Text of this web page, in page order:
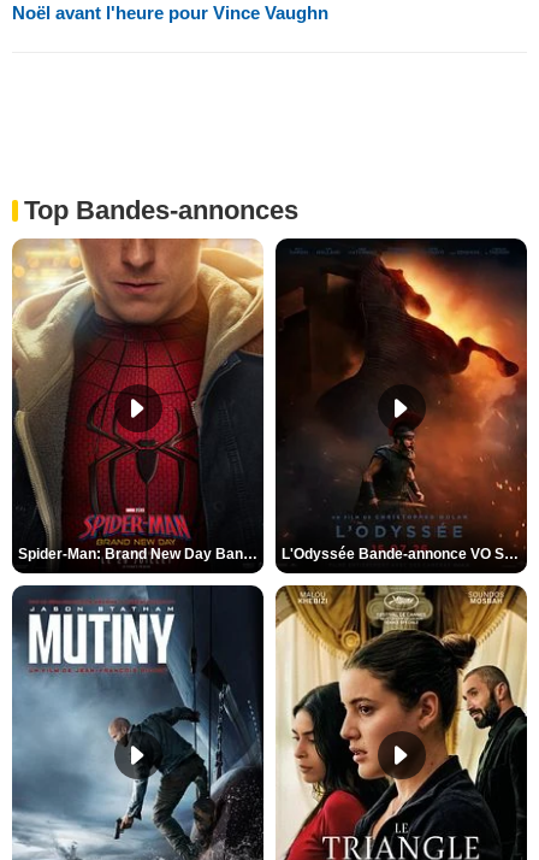
Noël avant l'heure pour Vince Vaughn
Top Bandes-annonces
Spider-Man: Brand New Day Bande-annonce VO STFR L'Odyssée Bande-annonce VO STFR